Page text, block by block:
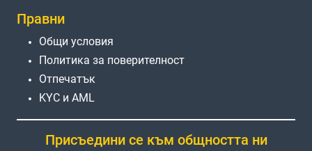
Правни
Общи условия
Политика за поверителност
Отпечатък
KYC и AML
Присъедини се към общността ни